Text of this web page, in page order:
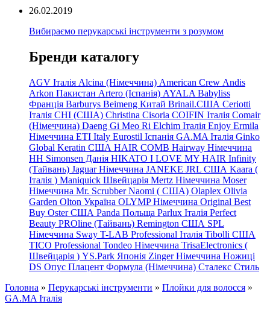
26.02.2019
Вибираємо перукарські інструменти з розумом
Бренди каталогу
AGV Італія Alcina (Німеччина) American Crew Andis
Arkon Пакистан Artero (Іспанія) AYALA Babyliss
Франція Barburys Beimeng Китай Brinail.США Ceriotti
Італія CHI (США) Christina Cisoria COIFIN Італія Comair
(Німеччина) Daeng Gi Meo Ri Elchim Італія Enjoy Ermila
Німеччина ETI Italy Eurostil Іспанія GA.MA Італія Ginko
Global Keratin США HAIR COMB Hairway Німеччина
HH Simonsen Данія HIKATO I LOVE MY HAIR Infinity
(Тайвань) Jaguar Німеччина JANEKE JRL США Kaara (
Італія ) Maniquick Швейцарія Mertz Німеччина Moser
Німеччина Mr. Scrubber Naomi ( США) Olaplex Olivia
Garden Olton Україна OLYMP Німеччина Original Best
Buy Oster США Panda Польща Parlux Італія Perfect
Beauty PROline (Тайвань) Remington США SPL
Німеччина Sway T-LAB Professional Італія Tibolli США
TICO Professional Tondeo Німеччина TrisaElectronics (
Швейцарія ) YS.Park Японія Zinger Німеччина Ножиці
DS Опус Плацент Формула (Німеччина) Сталекс Стиль
Головна » Перукарські інструменти » Плойки для волосся »
GA.MA Італія